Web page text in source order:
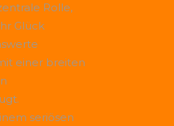
Rolle,
Glück
einer breiten
seriösen